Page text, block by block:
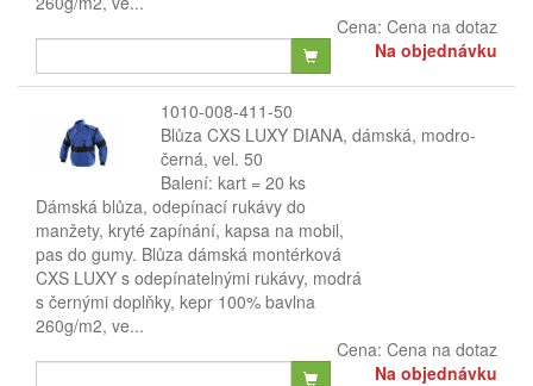
Cena: Cena na dotaz
Na objednávku
1010-008-411-50
Blůza CXS LUXY DIANA, dámská, modro-
černá, vel. 50
Balení: kart = 20 ks
Dámská blůza, odepínací rukávy do
manžety, kryté zapínání, kapsa na mobil,
pas do gumy. Blůza dámská montérková
CXS LUXY s odepínatelnými rukávy, modrá
s černými doplňky, kepr 100% bavlna
260g/m2, ve...
Cena: Cena na dotaz
Na objednávku